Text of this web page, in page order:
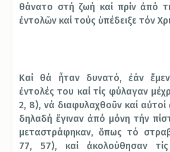
θάνατο στή ζωή καί πρίν ἀπό
ἐντολῶν καί τούς ὑπέδειξε τόν
Καί θά ἦταν δυνατό, ἐάν
ἐντολές του καί τίς φύλαγαν
2, 8), νά διαφυλαχθοῦν καί
δηλαδή ἔγιναν ἀπό μόνη τήν
μεταστράφηκαν, ὅπως τό
77, 57), καί ἀκολούθησαν τίς